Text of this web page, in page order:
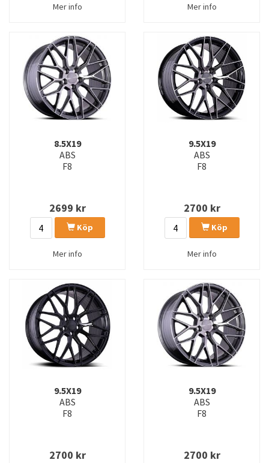
Mer info Mer info
8.5X19
ABS
F8
2699 kr
Köp
Mer info
9.5X19
ABS
F8
2700 kr
Köp
Mer info
9.5X19
ABS
F8
2700 kr
9.5X19
ABS
F8
2700 kr